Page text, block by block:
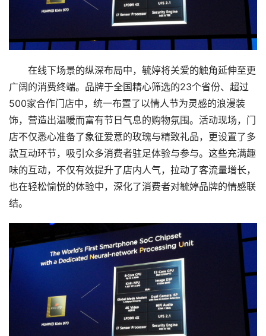
车
地
产
创
业
圈
投
资
登录 注册
在线下场景的纵深布局中，毓婷将关爱的触角延伸至更
500家合作门店中，统一布置了以情人节为灵感的浪漫装
饰，营造出温暖而富有节日气息的购物氛围。活动现场，门
店不仅悉心准备了象征爱意的玫瑰与精致礼品，更设置了多
款互动环节，吸引众多消费者驻足体验与参与。这些充满趣
味的互动，不仅有效提升了店内人气，拉动了客流量增长，
也在轻松愉悦的体验中，深化了消费者对毓婷品牌的情感联
结。